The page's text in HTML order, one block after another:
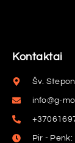
Kontaktai
Šv.
info@g-
Pir - Penk: